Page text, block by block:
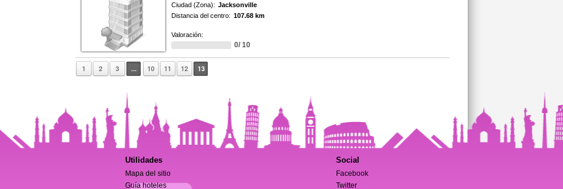
Ciudad (Zona): Jacksonville
Distancia del centro: 107.68 km
Valoración:
0/ 10
1 2 3 ... 10 11 12 13
Utilidades
Mapa del sitio
Guía hoteles
Social
Facebook
Twitter